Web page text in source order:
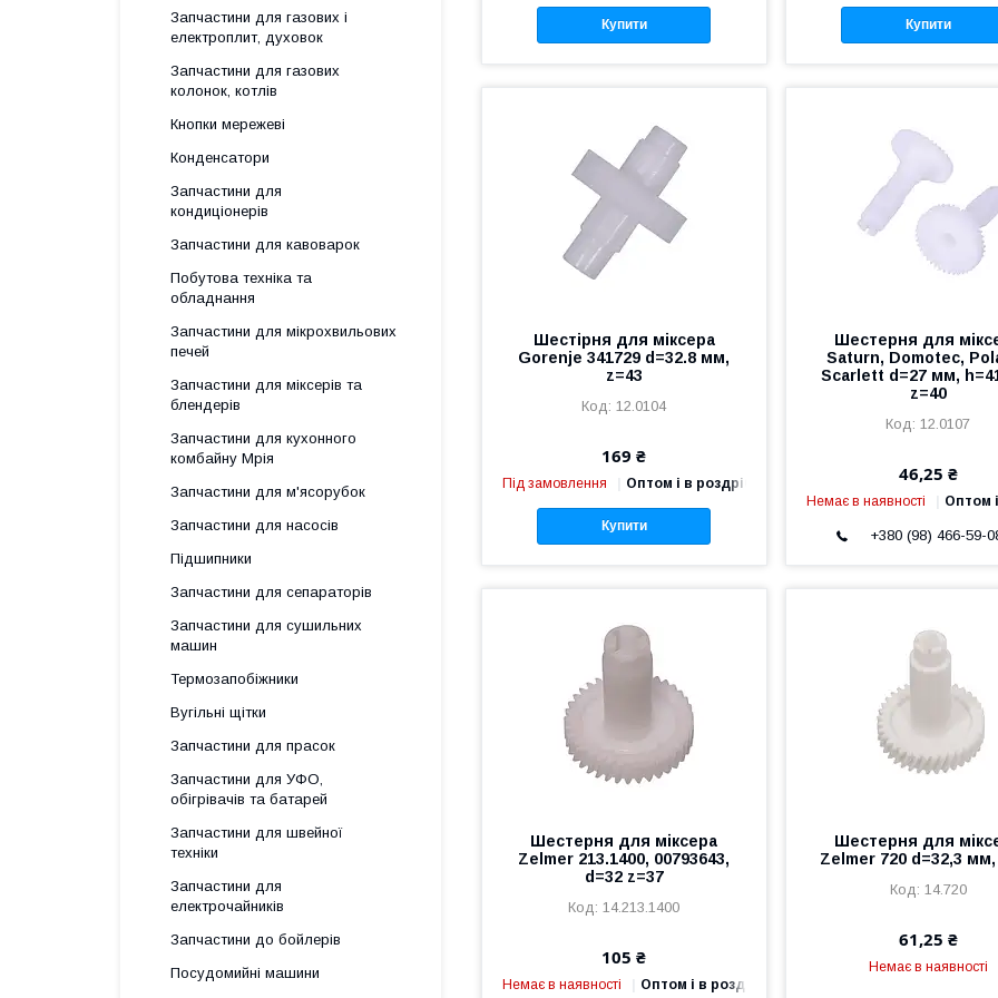
Купити Купити
Шестірня для міксера
Gorenje 341729 d=32.8 мм,
z=43
12.0104
169 ₴
Під замовлення Оптом і в роздріб
Купити
Шестерня для
Saturn, Domotec,
Scarlett d=27 мм,
z=40
12.0107
46,25 ₴
Немає в наявності Оптом
+380 (98) 466-59-
Шестерня для міксера
Zelmer 213.1400, 00793643,
d=32 z=37
14.213.1400
105 ₴
Немає в наявності Оптом і в роздріб
Шестерня для
Zelmer 720 d=32,3 мм,
14.720
61,25 ₴
Немає в наявності
Запчастини для газових і
електроплит, духовок
Запчастини для газових
колонок, котлів
Кнопки мережеві
Конденсатори
Запчастини для
кондиціонерів
Запчастини для кавоварок
Побутова техніка та
обладнання
Запчастини для мікрохвильових
печей
Запчастини для міксерів та
блендерів
Запчастини для кухонного
комбайну Мрія
Запчастини для м'ясорубок
Запчастини для насосів
Підшипники
Запчастини для сепараторів
Запчастини для сушильних
машин
Термозапобіжники
Вугільні щітки
Запчастини для прасок
Запчастини для УФО,
обігрівачів та батарей
Запчастини для швейної
техніки
Запчастини для
електрочайників
Запчастини до бойлерів
Посудомийні машини